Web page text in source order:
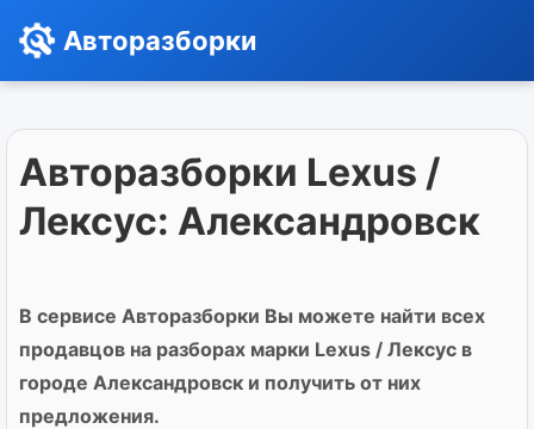
Авторазборки
Авторазборки Lexus /
Лексус: Александровск
В сервисе Авторазборки Вы можете найти всех
продавцов на разборах марки Lexus / Лексус в
городе Александровск и получить от них
предложения.